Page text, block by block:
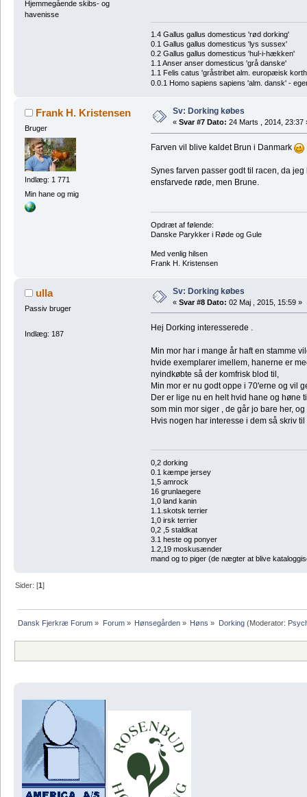
Hjemmegående skibs- og
havenisse
1.4 Gallus gallus domesticus 'rød dorking'
0.1 Gallus gallus domesticus 'lys sussex'
0.2 Gallus gallus domesticus 'hul-i-hækken'
1.1 Anser anser domesticus 'grå danske'
1.1 Felis catus 'gråstribet alm. europæisk
0.0.1 Homo sapiens sapiens 'alm. dansk' -
Frank H. Kristensen
Bruger
Indlæg: 1 771
Min hane og mig
Sv: Dorking købes
« Svar #7 Dato: 24 Marts , 2014, 23:37
Farven vil blive kaldet Brun i Danmark
Synes farven passer godt til racen, da
ensfarvede røde, men Brune.
Opdræt af følende:
Danske Parykker i Røde og Gule
Med venlig hilsen
Frank H. Kristensen
ulla
Passiv bruger
Indlæg: 187
Sv: Dorking købes
« Svar #8 Dato: 02 Maj , 2015, 15:59 »
Hej Dorking interesserede .
Min mor har i mange år haft en stamme
hvide exemplarer imellem, hanerne er
nyindkøbte så der komfrisk blod til,
Min mor er nu godt oppe i 70'erne og vil
Der er lige nu en helt hvid hane og høne
som min mor siger , de går jo bare her,
Hvis nogen har interesse i dem så skriv
0,2 dorking
0.1 kæmpe jersey
1,5 amrock
16 grunlaegere
1,0 land kanin
1.1.skotsk terrier
1,0 irsk terrier
0,2 ,5 staldkat
3.1 heste og ponyer
1.2,19 moskusænder
mand og to piger (de nægter at blive
Sider: [1]
Dansk Fjerkræ Forum » Forum» Hønsegården» Høns » Dorking(Moderator: